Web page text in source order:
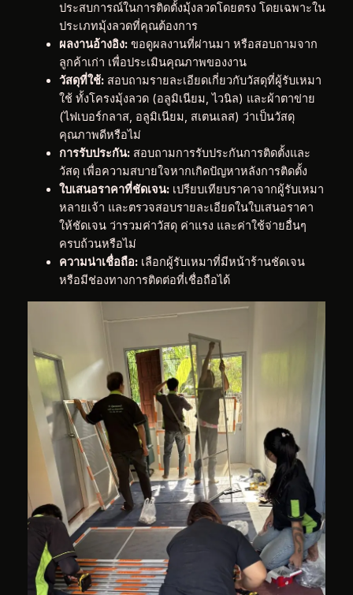
ประสบการณ์ในการติดตั้งมุ้งลวดโดยตรง โดยเฉพาะใน
ประเภทมุ้งลวดที่คุณต้องการ
ผลงานอ้างอิง:ขอดูผลงานที่ผ่านมา หรือสอบถามจาก
ลูกค้าเก่า เพื่อประเมินคุณภาพของงาน
วัสดุที่ใช้:สอบถามรายละเอียดเกี่ยวกับวัสดุที่ผู้รับเหมา
ใช้ ทั้งโครงมุ้งลวด (อลูมิเนียม, ไวนิล) และผ้าตาข่าย
(ไฟเบอร์กลาส, อลูมิเนียม, สเตนเลส) ว่าเป็นวัสดุ
คุณภาพดีหรือไม่
การรับประกัน:สอบถามการรับประกันการติดตั้งและ
วัสดุ เพื่อความสบายใจหากเกิดปัญหาหลังการติดตั้ง
ใบเสนอราคาที่ชัดเจน:เปรียบเทียบราคาจากผู้รับเหมา
หลายเจ้า และตรวจสอบรายละเอียดในใบเสนอราคา
ให้ชัดเจน ว่ารวมค่าวัสดุ ค่าแรง และค่าใช้จ่ายอื่นๆ
ครบถ้วนหรือไม่
ความน่าเชื่อถือ:เลือกผู้รับเหมาที่มีหน้าร้านชัดเจน
หรือมีช่องทางการติดต่อที่เชื่อถือได้